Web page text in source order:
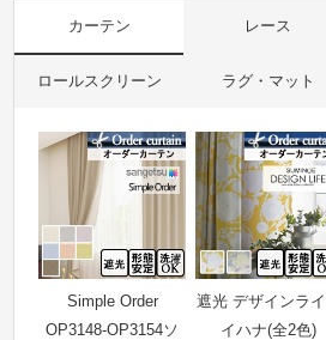
カーテン レース
ロールスクリーン ラグ・マット
Simple Order
OP3148-OP3154ソ
遮光 デザインラ
イハナ(全2色)